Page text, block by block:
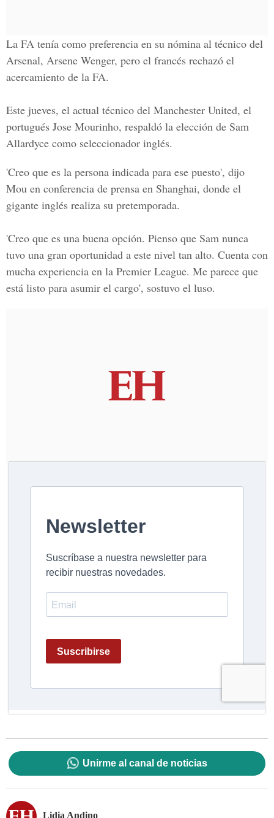
La FA tenía como preferencia en su nómina al técnico del
Arsenal, Arsene Wenger, pero el francés rechazó el
acercamiento de la FA.
Este jueves, el actual técnico del Manchester United, el
portugués Jose Mourinho, respaldó la elección de Sam
Allardyce como seleccionador inglés.
'Creo que es la persona indicada para ese puesto', dijo
Mou en conferencia de prensa en Shanghai, donde el
gigante inglés realiza su pretemporada.
'Creo que es una buena opción. Pienso que Sam nunca
tuvo una gran oportunidad a este nivel tan alto. Cuenta con
mucha experiencia en la Premier League. Me parece que
está listo para asumir el cargo', sostuvo el luso.
Unirme al canal de noticias
Lidia Andino